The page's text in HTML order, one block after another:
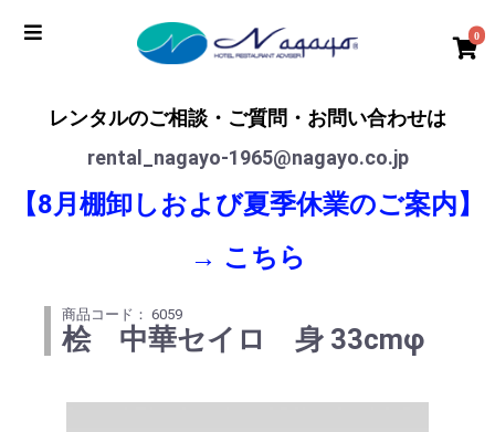
0
レンタルのご相談・ご質問・お問い合わせは
rental_nagayo-1965@nagayo.co.jp
【8月棚卸しおよび夏季休業のご案内】
→ こちら
商品コード： 6059
桧 中華セイロ 身 33cmφ